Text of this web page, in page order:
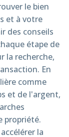
le bien
et à votre
des conseils
étape de
la recherche,
En
comme
et de l'argent,
propriété.
la